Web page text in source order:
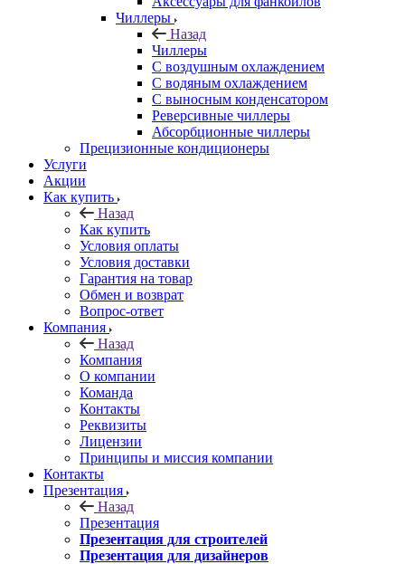
Чиллеры
Назад
Чиллеры
С воздушным охлаждением
С водяным охлаждением
С выносным конденсатором
Реверсивные чиллеры
Абсорбционные чиллеры
Прецизионные кондиционеры
Услуги
Акции
Как купить
Назад
Как купить
Условия оплаты
Условия доставки
Гарантия на товар
Обмен и возврат
Вопрос-ответ
Компания
Назад
Компания
О компании
Команда
Контакты
Реквизиты
Лицензии
Принципы и миссия компании
Контакты
Презентация
Назад
Презентация
Презентация для строителей
Презентация для дизайнеров